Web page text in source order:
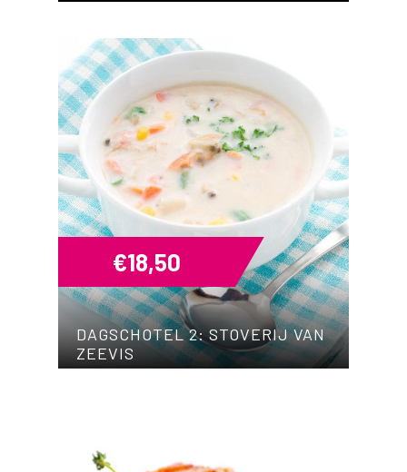
DAGSCHOTEL 2: STOVERIJ VAN
ZEEVIS
€18,50